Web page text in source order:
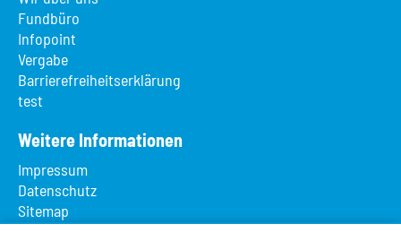
Fundbüro
Infopoint
Vergabe
Barrierefreiheitserklärung
test
Weitere Informationen
Impressum
Datenschutz
Sitemap